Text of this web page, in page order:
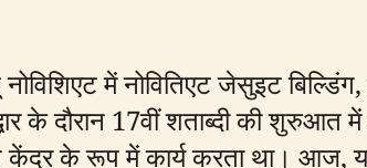
में नोवितिएट जेसुइट
के दौरान 17वीं शताब्दी की
केंद्र के रूप में कार्य करता था।